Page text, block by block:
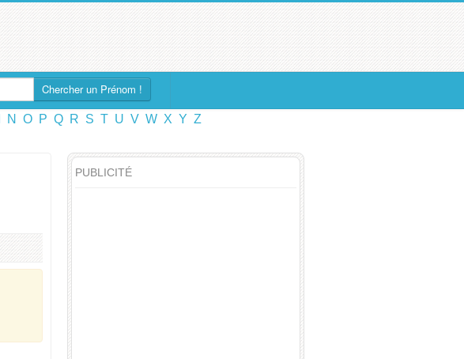
Chercher un Prénom !
N O P Q R S T U V W X Y Z
PUBLICITÉ